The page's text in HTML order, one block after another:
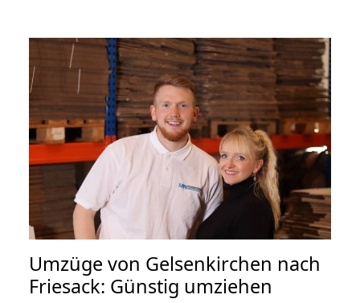
Umzüge von Gelsenkirchen nach
Friesack: Günstig umziehen